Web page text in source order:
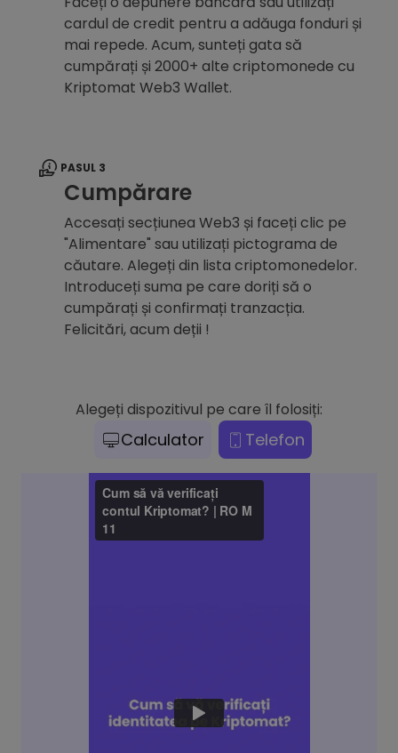
cardul de credit pentru a adăuga fonduri și
mai repede. Acum, sunteți gata să
cumpărați și 2000+ alte criptomonede cu
Kriptomat Web3 Wallet.
PASUL 3
Cumpărare
Accesați secțiunea Web3 și faceți clic pe
"Alimentare" sau utilizați pictograma de
căutare. Alegeți din lista criptomonedelor.
Introduceți suma pe care doriți să o
cumpărați și confirmați tranzacția.
Felicitări, acum deții !
Alegeți dispozitivul pe care îl folosiți:
Calculator Telefon